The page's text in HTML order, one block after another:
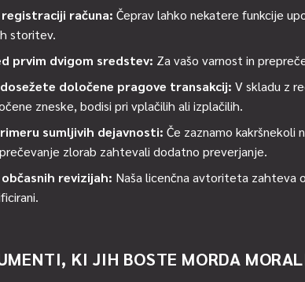
registraciji računa: Čeprav lahko nekatere funkcije
storitev.
prvim dvigom sredstev: Za vašo varnost in
določene pragove transakcij: V skladu z
zneske, bodisi pri vplačilih ali izplačilih.
sumljivih dejavnosti: Če zaznamo kakršnekoli
zlorab zahtevali dodatno preverjanje.
občasnih revizijah: Naša licenčna avtoriteta zahteva
KI JIH BOSTE MORDA